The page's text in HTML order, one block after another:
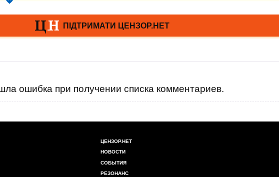
ошибка при получении списка комментариев.
ЦЕНЗОР.НЕТ
НОВОСТИ
СОБЫТИЯ
РЕЗОНАНС